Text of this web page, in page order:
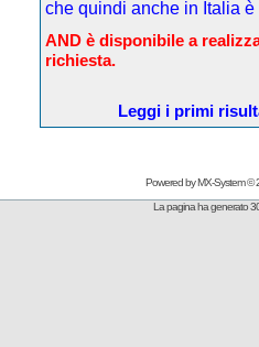
che quindi anche in Italia
AND è disponibile a
richiesta.
Leggi i primi
Powered byMX-System©
La pagina ha generato